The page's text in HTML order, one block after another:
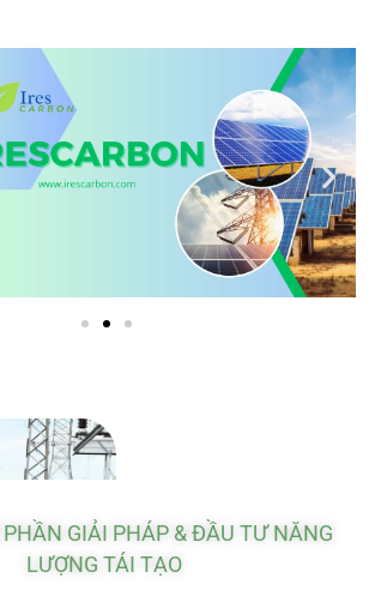
PHẦN GIẢI PHÁP & ĐẦU TƯ NĂNG
LƯỢNG TÁI TẠO